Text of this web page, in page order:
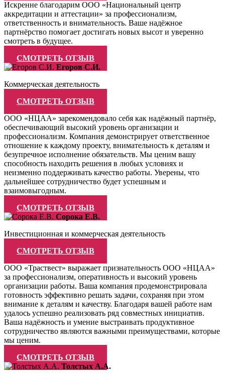
Искренне благодарим ООО «Национальный центр
аккредитации и аттестации» за профессионализм,
ответственность и внимательность. Ваше надёжное
партнёрство помогает достигать новых высот и уверенно
смотреть в будущее.
СМОТРЕТЬ ОТЗЫВ
Егоров С.И.
Коммерческая деятельность
СМОТРЕТЬ ОТЗЫВ
ООО «НЦАА» зарекомендовало себя как надёжный партнёр,
обеспечивающий высокий уровень организации и
профессионализм. Компания демонстрирует ответственное
отношение к каждому проекту, внимательность к деталям и
безупречное исполнение обязательств. Мы ценим вашу
способность находить решения в любых условиях и
неизменно поддерживать качество работы. Уверены, что
дальнейшее сотрудничество будет успешным и
взаимовыгодным.
СМОТРЕТЬ ОТЗЫВ
Сорока Е.В.
Инвестиционная и коммерческая деятельность
СМОТРЕТЬ ОТЗЫВ
ООО «Траствест» выражает признательность ООО «НЦАА»
за профессионализм, оперативность и высокий уровень
организации работы. Ваша компания продемонстрировала
готовность эффективно решать задачи, сохраняя при этом
внимание к деталям и качеству. Благодаря вашей работе нам
удалось успешно реализовать ряд совместных инициатив.
Ваша надёжность и умение выстраивать продуктивное
сотрудничество являются важными преимуществами, которые
мы ценим.
СМОТРЕТЬ ОТЗЫВ
Толстых А.А.